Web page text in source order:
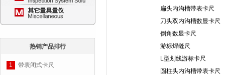
热销产品排行
1 带表闭式卡尺
扁头内沟槽带表卡尺
刀头双内沟槽数显卡尺
倒角数显卡尺
游标焊缝尺
L型划线游标卡尺
圆柱头内沟槽带表卡尺